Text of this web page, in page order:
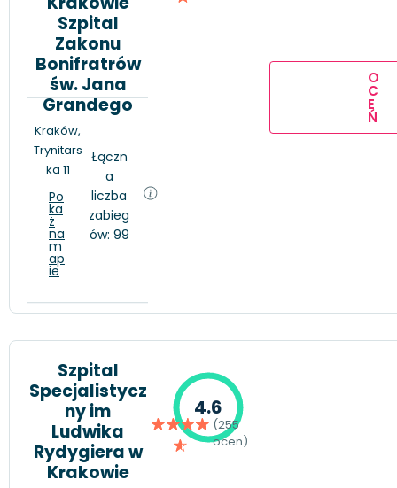
Szpital
Zakonu
Bonifratrów
św. Jana
Grandego
Kraków,
Trynitars
ka 11
Po
ka
ż
na
m
ap
ie
Łączn
a
liczba
zabieg
ów: 99
O
C
E
Ń
Szpital
Specjalistycz
ny im
Ludwika
Rydygiera w
Krakowie
4.6
(255
ocen)